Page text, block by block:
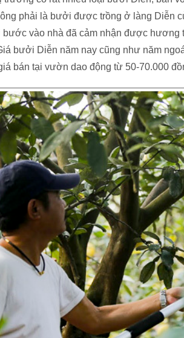
phải là bưởi được trồng ở làng Diễn
bước vào nhà đã cảm nhận được
bưởi Diễn năm nay cũng như năm
bán tại vườn dao động từ 50-70.000